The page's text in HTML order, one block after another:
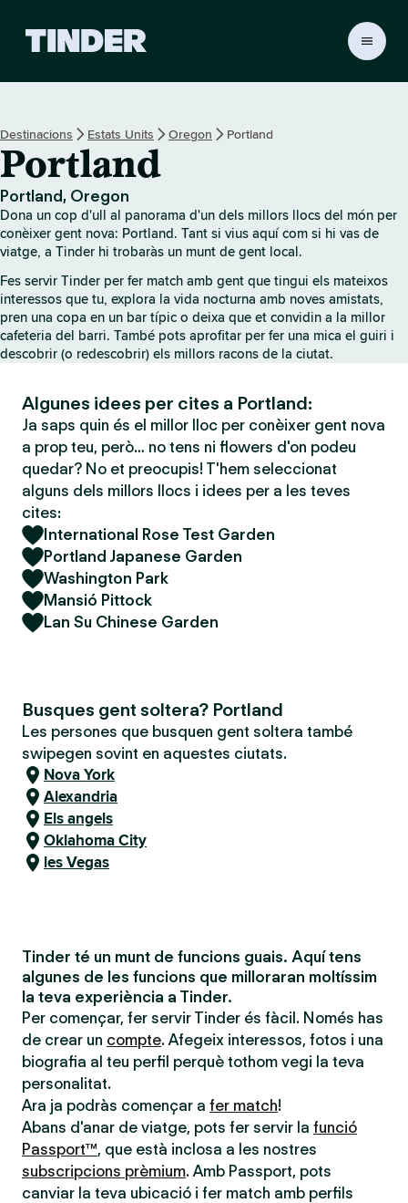
r
I
n
c
i
Destinacions Estats Units Oregon Portland
Portland
Portland, Oregon
Dona un cop d'ull al panorama d'un dels millors llocs del món per
conèixer gent nova: Portland. Tant si vius aquí com si hi vas de
viatge, a Tinder hi trobaràs un munt de gent local.
Fes servir Tinder per fer match amb gent que tingui els mateixos
interessos que tu, explora la vida nocturna amb noves amistats,
pren una copa en un bar típic o deixa que et convidin a la millor
cafeteria del barri. També pots aprofitar per fer una mica el guiri i
descobrir (o redescobrir) els millors racons de la ciutat.
Algunes idees per cites a Portland:
Ja saps quin és el millor lloc per conèixer gent nova
a prop teu, però… no tens ni flowers d'on podeu
quedar? No et preocupis! T'hem seleccionat
alguns dels millors llocs i idees per a les teves
cites:
International Rose Test Garden
Portland Japanese Garden
Washington Park
Mansió Pittock
Lan Su Chinese Garden
Busques gent soltera? Portland
Les persones que busquen gent soltera també
swipegen sovint en aquestes ciutats.
Nova York
Alexandria
Els angels
Oklahoma City
les Vegas
Tinder té un munt de funcions guais. Aquí tens
algunes de les funcions que milloraran moltíssim
la teva experiència a Tinder.
Per començar, fer servir Tinder és fàcil. Només has
de crear un compte. Afegeix interessos, fotos i una
biografia al teu perfil perquè tothom vegi la teva
personalitat.
Ara ja podràs començar a fer match!
Abans d'anar de viatge, pots fer servir la funció
Passport™, que està inclosa a les nostres
subscripcions prèmium. Amb Passport, pots
canviar la teva ubicació i fer match amb perfils